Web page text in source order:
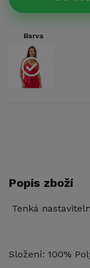
Barva
Popis zboží
Tenká
Složení: 100%